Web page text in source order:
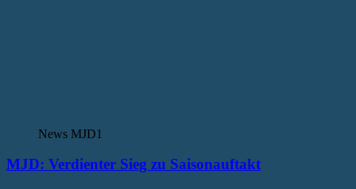
News MJD1
MJD: Verdienter Sieg zu Saisonauftakt